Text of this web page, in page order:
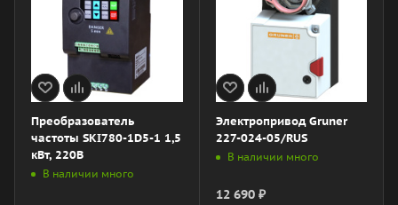
Преобразователь
частоты SKI780-1D5-1 1,5
кВт, 220В
В наличии много
Электропривод Gruner
227-024-05/RUS
В наличии много
12 690₽